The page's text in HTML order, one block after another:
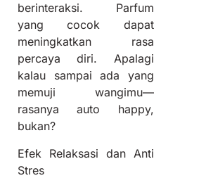
berinteraksi. Parfum
yang cocok dapat
meningkatkan rasa
percaya diri. Apalagi
kalau sampai ada yang
memuji wangimu—
rasanya auto happy,
bukan?
Efek Relaksasi dan Anti
Stres